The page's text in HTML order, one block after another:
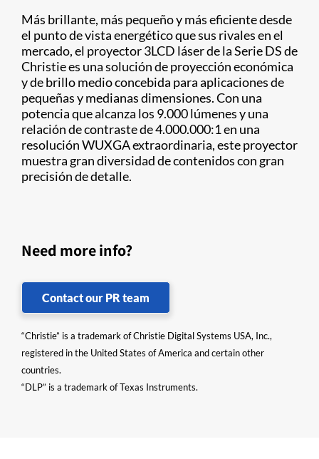
Más brillante, más pequeño y más eficiente desde
el punto de vista energético que sus rivales en el
mercado, el proyector 3LCD láser de la Serie DS de
Christie es una solución de proyección económica
y de brillo medio concebida para aplicaciones de
pequeñas y medianas dimensiones. Con una
potencia que alcanza los 9.000 lúmenes y una
relación de contraste de 4.000.000:1 en una
resolución WUXGA extraordinaria, este proyector
muestra gran diversidad de contenidos con gran
precisión de detalle.
Need more info?
Contact our PR team
“Christie” is a trademark of Christie Digital Systems USA, Inc.,
registered in the United States of America and certain other
countries.
“DLP” is a trademark of Texas Instruments.